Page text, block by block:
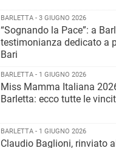
BARLETTA - 3 GIUGNO 2026
“Sognando la Pace”: a
testimonianza dedicato a
Bari
BARLETTA - 1 GIUGNO 2026
Miss Mamma Italiana
Barletta: ecco tutte le
BARLETTA - 1 GIUGNO 2026
Claudio Baglioni, rinviato